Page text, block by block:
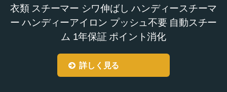
衣類 スチーマー シワ伸ばし ハンディースチーマ
ー ハンディーアイロン プッシュ不要 自動スチー
ム 1年保証 ポイント消化
詳しく見る